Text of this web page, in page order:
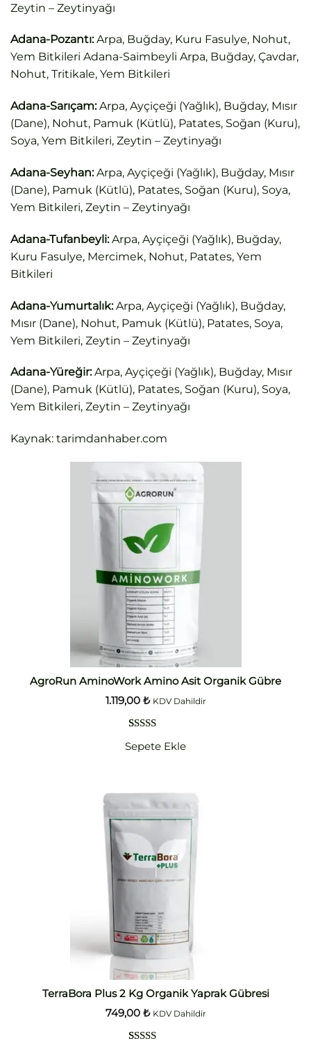
Zeytin – Zeytinyağı
Adana-Pozantı:Arpa, Buğday, Kuru Fasulye, Nohut,
Yem Bitkileri Adana-Saimbeyli Arpa, Buğday, Çavdar,
Nohut, Tritikale, Yem Bitkileri
Adana-Sarıçam:Arpa, Ayçiçeği (Yağlık), Buğday, Mısır
(Dane), Nohut, Pamuk (Kütlü), Patates, Soğan (Kuru),
Soya, Yem Bitkileri, Zeytin – Zeytinyağı
Adana-Seyhan:Arpa, Ayçiçeği (Yağlık), Buğday, Mısır
(Dane), Pamuk (Kütlü), Patates, Soğan (Kuru), Soya,
Yem Bitkileri, Zeytin – Zeytinyağı
Adana-Tufanbeyli:Arpa, Ayçiçeği (Yağlık), Buğday,
Kuru Fasulye, Mercimek, Nohut, Patates, Yem
Bitkileri
Adana-Yumurtalık:Arpa, Ayçiçeği (Yağlık), Buğday,
Mısır (Dane), Nohut, Pamuk (Kütlü), Patates, Soya,
Yem Bitkileri, Zeytin – Zeytinyağı
Adana-Yüreğir:Arpa, Ayçiçeği (Yağlık), Buğday, Mısır
(Dane), Pamuk (Kütlü), Patates, Soğan (Kuru), Soya,
Yem Bitkileri, Zeytin – Zeytinyağı
Kaynak: tarimdanhaber.com
AgroRun AminoWork Amino Asit Organik Gübre
1.119,00 ₺ KDV Dahildir
puanına
5.00
puan
aldı
Sepete Ekle
TerraBora Plus 2 Kg Organik Yaprak Gübresi
749,00 ₺ KDV Dahildir